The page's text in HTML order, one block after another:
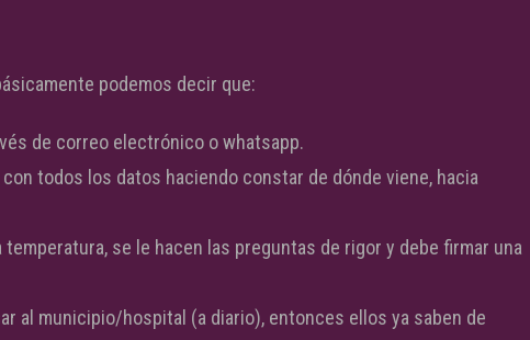
podemos decir que:
de correo electrónico o whatsapp.
todos los datos haciendo constar de dónde viene, hacia
se le hacen las preguntas de rigor y debe firmar una
al municipio/hospital (a diario), entonces ellos ya saben de